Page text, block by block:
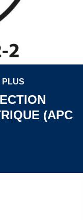
PLUS
(APC